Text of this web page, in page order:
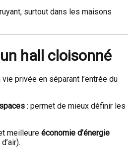
surtout dans les maisons
hall cloisonné
privée en séparant l’entrée du
: permet de mieux définir les
meilleure économie d’énergie